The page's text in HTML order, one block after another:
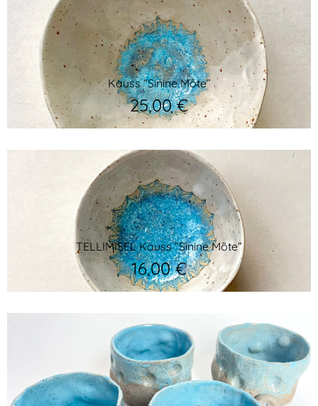
Kauss “Sinine Mõte”
25,00€
TELLIMISEL Kauss “Sinine Mõte”
16,00€